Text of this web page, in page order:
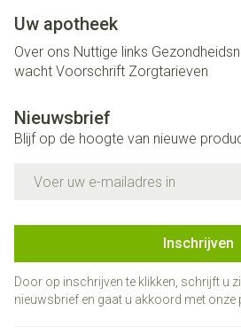
Uw apotheek
Over ons Nuttige links
wacht Voorschrift Zorgtarieven
Nieuwsbrief
Blijf op de hoogte van nieuwe
Inschrijven
Door op inschrijven te klikken, schrijft u
nieuwsbrief en gaat u akkoord met onze